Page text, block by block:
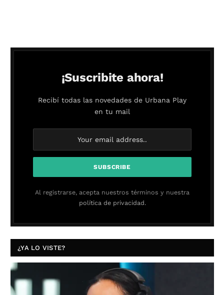
¡Suscribite ahora!
Recibí todas las novedades de Urbana Play
en tu mail
Al registrarse, acepta nuestros términos y nuestra
política de privacidad.
¿YA LO VISTE?